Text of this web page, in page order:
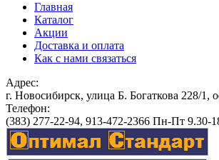
Главная
Каталог
Акции
Доставка и оплата
Как с нами связаться
Адрес:
г. Новосибирск, улица Б. Богаткова 228/1,
Телефон:
(383) 277-22-94, 913-472-2366 Пн-Пт 9.30-